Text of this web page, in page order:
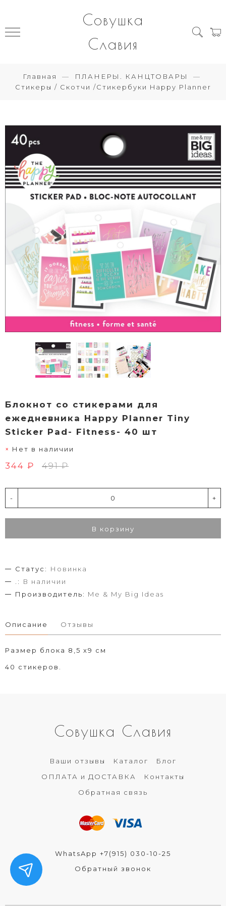
Совушка
Славия
Главная
ПЛАНЕРЫ. КАНЦТОВАРЫ
Стикеры / Скотчи /Стикербуки Happy Planner
Блокнот со стикерами для
ежедневника Happy Planner Tiny
Sticker Pad- Fitness- 40 шт
Нет в наличии
344 ₽ 491 ₽
- +
В корзину
Статус:
Новинка
.:
В наличии
Производитель: Me & My Big Ideas
Описание Отзывы
Размер блока 8,5 х9 см
40 стикеров.
Совушка Славия
Ваши отзывы Каталог
Блог
ОПЛАТА и ДОСТАВКА
Контакты
Обратная связь
WhatsApp +7(915) 030-10-25
Обратный звонок